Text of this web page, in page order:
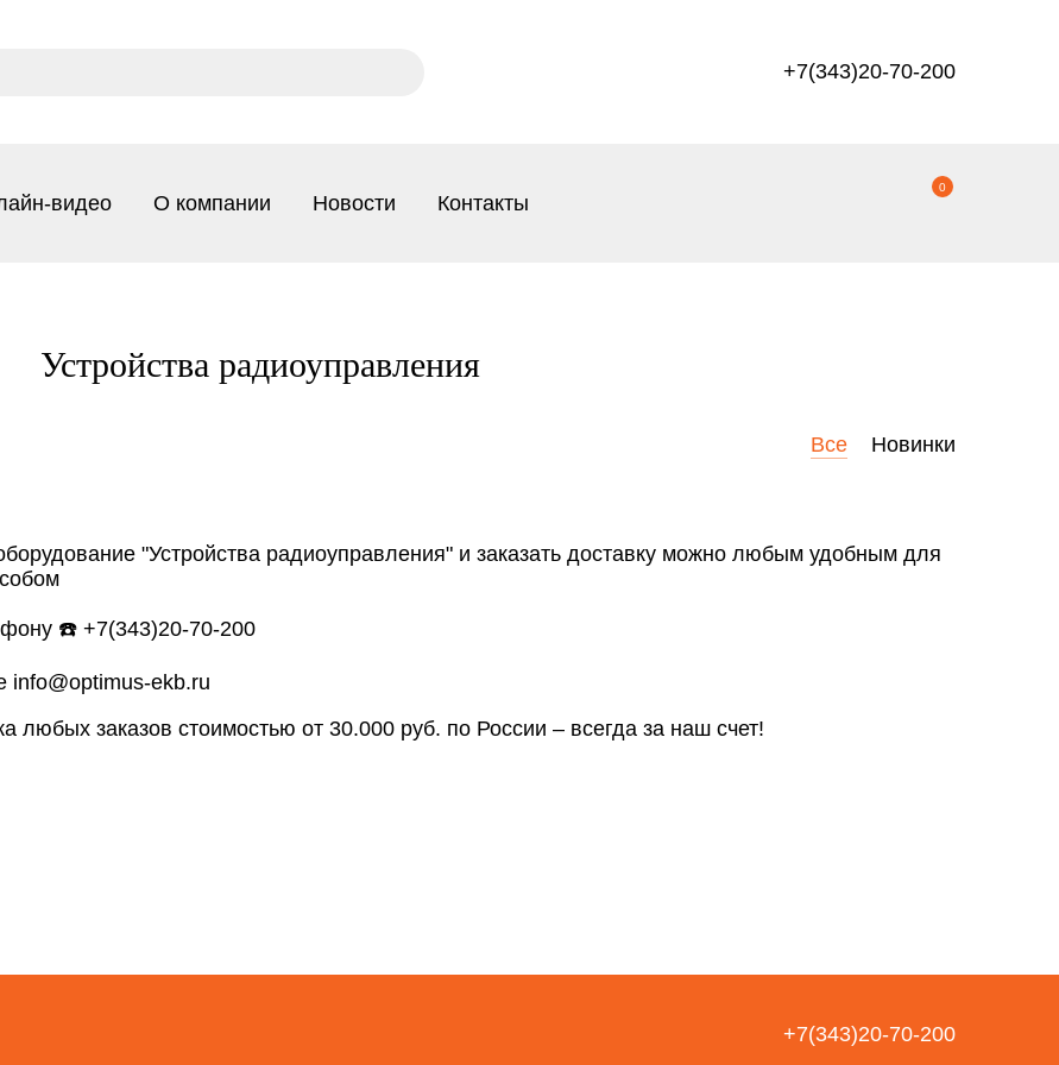
+7(343)20-70-200
видео О компании Новости Контакты
0
Устройства радиоуправления
Все Новинки
"Устройства радиоуправления" и заказать доставку можно любым удобным для
☎️ +7(343)20-70-200
info@optimus-ekb.ru
любых заказов стоимостью от 30.000 руб. по России – всегда за наш счет!
+7(343)20-70-200